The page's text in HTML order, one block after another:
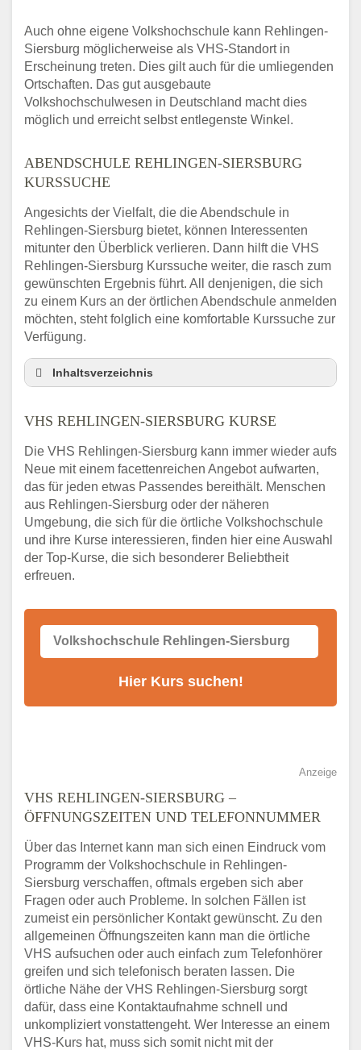
Auch ohne eigene Volkshochschule kann Rehlingen-
Siersburg möglicherweise als VHS-Standort in
Erscheinung treten. Dies gilt auch für die umliegenden
Ortschaften. Das gut ausgebaute
Volkshochschulwesen in Deutschland macht dies
möglich und erreicht selbst entlegenste Winkel.
ABENDSCHULE REHLINGEN-SIERSBURG
KURSSUCHE
Angesichts der Vielfalt, die die Abendschule in
Rehlingen-Siersburg bietet, können Interessenten
mitunter den Überblick verlieren. Dann hilft die VHS
Rehlingen-Siersburg Kurssuche weiter, die rasch zum
gewünschten Ergebnis führt. All denjenigen, die sich
zu einem Kurs an der örtlichen Abendschule anmelden
möchten, steht folglich eine komfortable Kurssuche zur
Verfügung.
Inhaltsverzeichnis
und Umgebung
Abendschule Rehlingen-Siersburg
Kurssuche
VHS Rehlingen-Siersburg Kurse
VHS Rehlingen-Siersburg – Öffnungszeiten
und Telefonnummer
Stellenangebote der Volkshochschule
Rehlingen-Siersburg
VHS-Kurs
Alternativen zum VHS Programm 2026 in
VHS REHLINGEN-SIERSBURG KURSE
Die VHS Rehlingen-Siersburg kann immer wieder aufs
Neue mit einem facettenreichen Angebot aufwarten,
das für jeden etwas Passendes bereithält. Menschen
aus Rehlingen-Siersburg oder der näheren
Umgebung, die sich für die örtliche Volkshochschule
und ihre Kurse interessieren, finden hier eine Auswahl
der Top-Kurse, die sich besonderer Beliebtheit
erfreuen.
Anzeige
VHS REHLINGEN-SIERSBURG –
ÖFFNUNGSZEITEN UND TELEFONNUMMER
Über das Internet kann man sich einen Eindruck vom
Programm der Volkshochschule in Rehlingen-
Siersburg verschaffen, oftmals ergeben sich aber
Fragen oder auch Probleme. In solchen Fällen ist
zumeist ein persönlicher Kontakt gewünscht. Zu den
allgemeinen Öffnungszeiten kann man die örtliche
VHS aufsuchen oder auch einfach zum Telefonhörer
greifen und sich telefonisch beraten lassen. Die
örtliche Nähe der VHS Rehlingen-Siersburg sorgt
dafür, dass eine Kontaktaufnahme schnell und
unkompliziert vonstattengeht. Wer Interesse an einem
VHS-Kurs hat, muss sich somit nicht mit der